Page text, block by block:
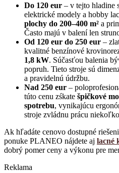
Do 120 eur – v tejto hladine
elektrické modely a hobby
plochy do 200–400 m² a
Často majú v balení len
Od 120 eur do 250 eur –
kvalitné benzínové
1,8 kW. Súčasťou balenia
popruh. Tieto stroje sú
a pravidelnú údržbu.
Nad 250 eur –
túto cenu zśkate špičkové
spotrebu, vynikajúcu
stroje zvládnu prácu
Ak hľadáte cenovo dostupné
ponuke PLANEO nájdete aj lacné
dobrý pomer ceny a výkonu pre
Reklama